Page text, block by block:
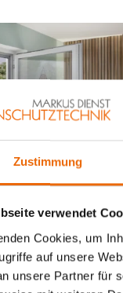
Zustimmung
verwendet
Cookies, um
auf unsere
unsere Partner für
Fenster,